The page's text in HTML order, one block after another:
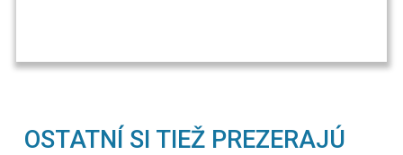
OSTATNÍ SI TIEŽ PREZERAJÚ